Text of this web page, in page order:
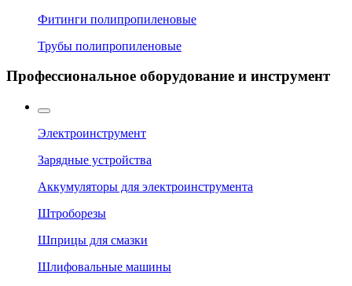
Фитинги полипропиленовые
Трубы полипропиленовые
Профессиональное оборудование и инструмент
Электроинструмент
Зарядные устройства
Аккумуляторы для электроинструмента
Штроборезы
Шприцы для смазки
Шлифовальные машины